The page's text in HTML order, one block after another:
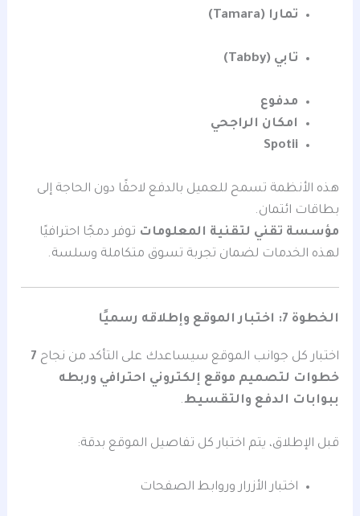
تمارا (Tamara)
تابي (Tabby)
مدفوع
امكان الراجحي
Spotii
هذه الأنظمة تسمح للعميل بالدفع لاحقًا دون الحاجة إلى
بطاقات ائتمان.
مؤسسة تقني لتقنية المعلومات توفر دمجًا احترافيًا
لهذه الخدمات لضمان تجربة تسوق متكاملة وسلسة.
الخطوة 7: اختبار الموقع وإطلاقه رسميًا
اختبار كل جوانب الموقع سيساعدك على التأكد من نجاح 7
خطوات لتصميم موقع إلكتروني احترافي وربطه
ببوابات الدفع والتقسيط.
قبل الإطلاق، يتم اختبار كل تفاصيل الموقع بدقة:
اختبار الأزرار وروابط الصفحات